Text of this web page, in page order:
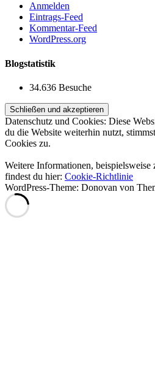
Anmelden
Eintrags-Feed
Kommentar-Feed
WordPress.org
Blogstatistik
34.636 Besuche
Datenschutz und Cookies: Diese
du die Website weiterhin nutzt,
Cookies zu.
Weitere Informationen,
findest du hier: Cookie-Richtlinie
WordPress-Theme: Donovan von